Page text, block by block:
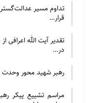
دویست دینار پنهان
خرج کردم و به
روزی به رویم بسته
رفتم؛ اما آنها را
جای دینارها را
به دیناری از آنها
تداوم مسیر
قرار…
تقدیر آیت الله
در…
رهبر شهید محور وحدت
مراسم تشییع پیکر